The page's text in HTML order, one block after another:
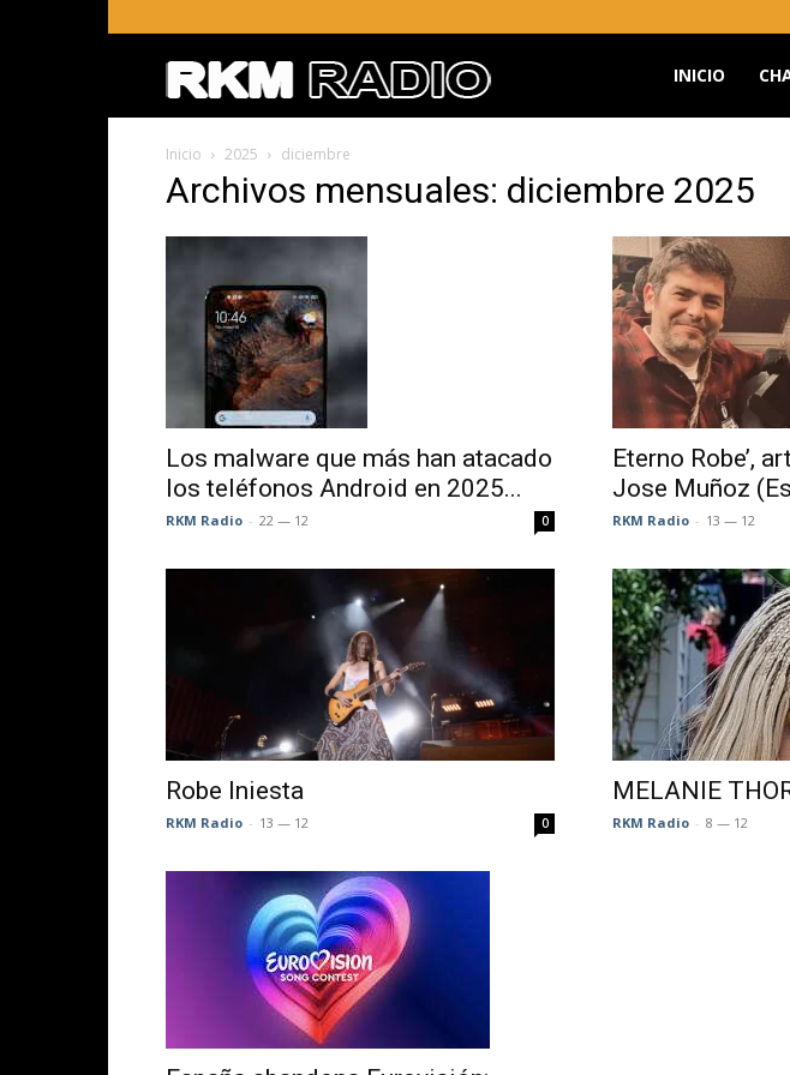
en
España
<audio
INICIO
Inicio 2025 diciembre
Archivos mensuales: diciembre 2025
Los malware que más han atacado
los teléfonos Android en 2025...
RKM Radio - 22 — 12 0
Eterno Robe’,
Jose Muñoz
RKM Radio - 13 — 12
Robe Iniesta
RKM Radio - 13 — 12 0
MELANIE
RKM Radio - 8 — 12